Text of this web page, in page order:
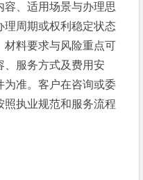
容、适用场景与办理思
理周期或权利稳定状态
材料要求与风险重点可
、服务方式及费用安
为准。客户在咨询或委
照执业规范和服务流程